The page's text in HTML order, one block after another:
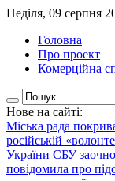
Неділя, 09 серпня
Головна
Про проект
Комерційна
Нове на сайті:
Міська рада
російській
України СБУ
повідомила про